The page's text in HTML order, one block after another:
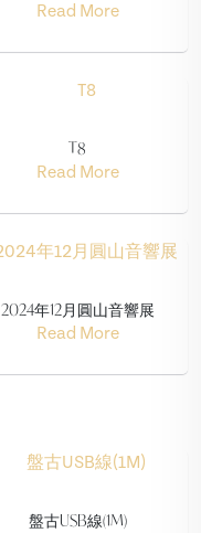
Read More
T8
Read More
2024年12月圓山音響展
Read More
盤古USB線(1M)